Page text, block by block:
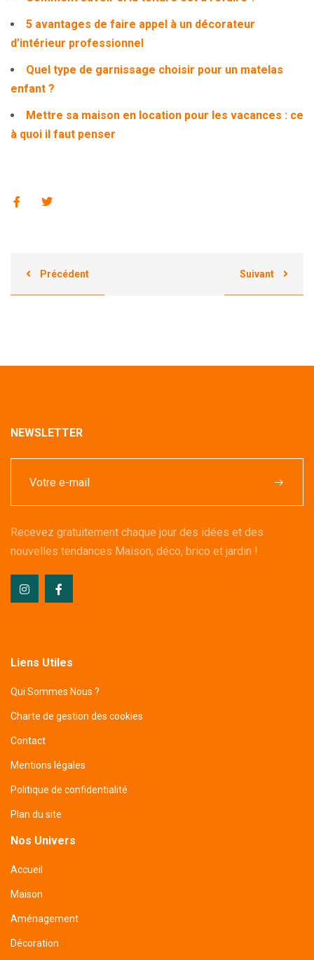
5 avantages de faire appel à un décorateur
d’intérieur professionnel
Quel type de garnissage choisir pour un matelas
enfant ?
Mettre sa maison en location pour les vacances : ce
à quoi il faut penser
Précédent Suivant
NEWSLETTER
Recevez gratuitement chaque jour des idées et des
nouvelles tendances Maison, déco, brico et jardin !
Liens Utiles
Qui Sommes Nous ?
Charte de gestion des cookies
Contact
Mentions légales
Politique de confidentialité
Plan du site
Nos Univers
Accueil
Maison
Aménagement
Décoration